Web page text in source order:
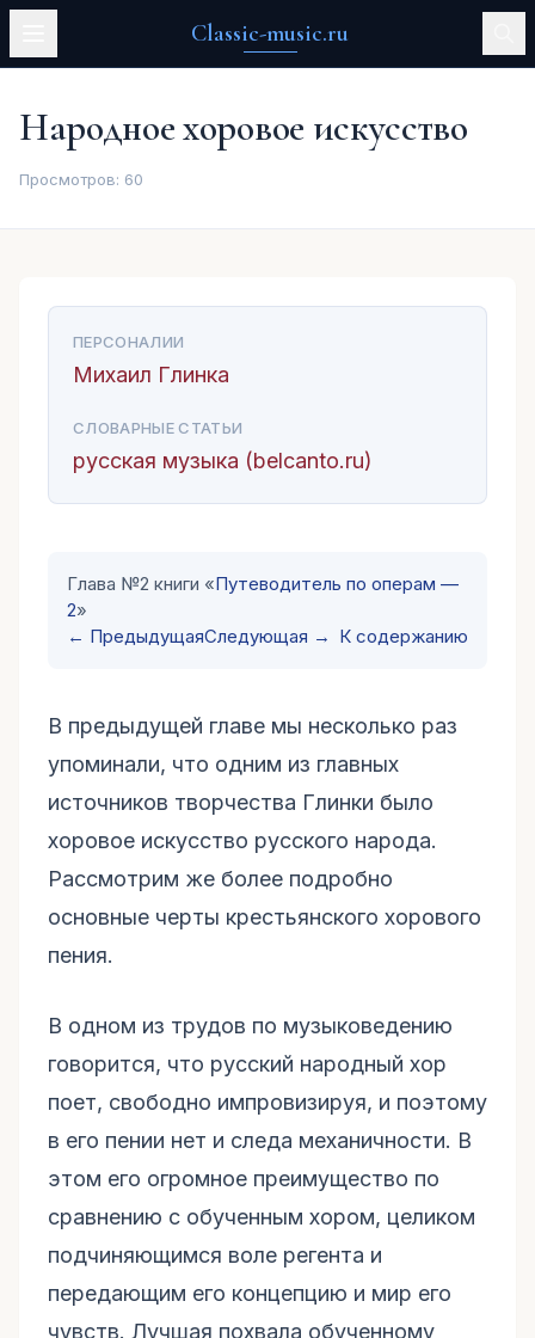
Classic-music.ru
Народное хоровое искусство
Просмотров: 60
ПЕРСОНАЛИИ
Михаил Глинка
СЛОВАРНЫЕ СТАТЬИ
русская музыка (belcanto.ru)
Глава №2 книги «Путеводитель по операм —
2»
← ПредыдущаяСледующая → К содержанию
В предыдущей главе мы несколько раз
упоминали, что одним из главных
источников творчества Глинки было
хоровое искусство русского народа.
Рассмотрим же более подробно
основные черты крестьянского хорового
пения.
В одном из трудов по музыковедению
говорится, что русский народный хор
поет, свободно импровизируя, и поэтому
в его пении нет и следа механичности. В
этом его огромное преимущество по
сравнению с обученным хором, целиком
подчиняющимся воле регента и
передающим его концепцию и мир его
чувств. Лучшая похвала обученному